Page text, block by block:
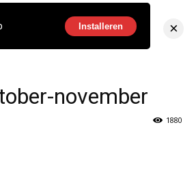
november
1880
Installeren ×